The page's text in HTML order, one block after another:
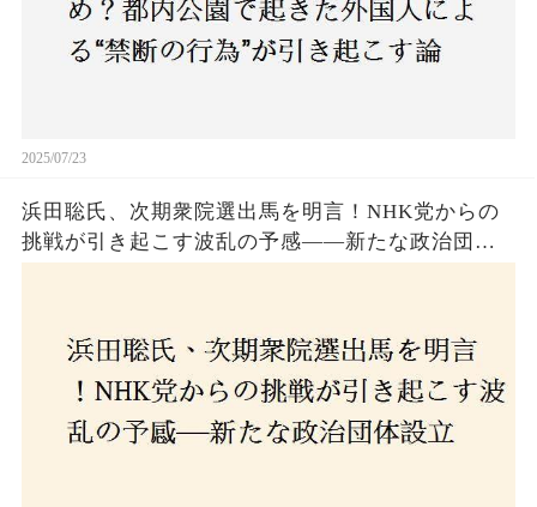
2025/07/23
浜田聡氏、次期衆院選出馬を明言！NHK党からの
挑戦が引き起こす波乱の予感——新たな政治団体